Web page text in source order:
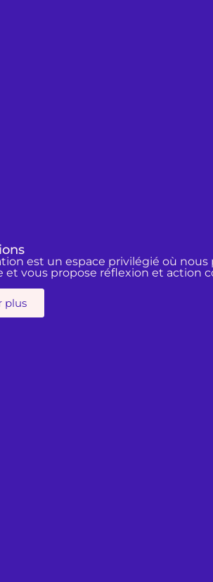
est un espace privilégié où
et vous propose réflexion et action
plus